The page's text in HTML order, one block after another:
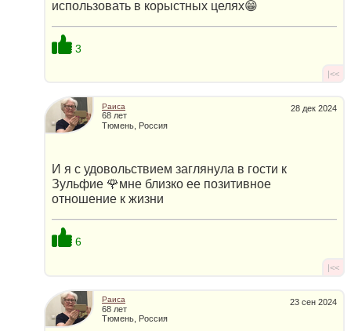
использовать в корыстных целях😁
3
|<<
28 дек 2024
Раиса
68 лет
Тюмень, Россия
И я с удовольствием заглянула в гости к
Зульфие 🌹мне близко ее позитивное
отношение к жизни
6
|<<
23 сен 2024
Раиса
68 лет
Тюмень, Россия